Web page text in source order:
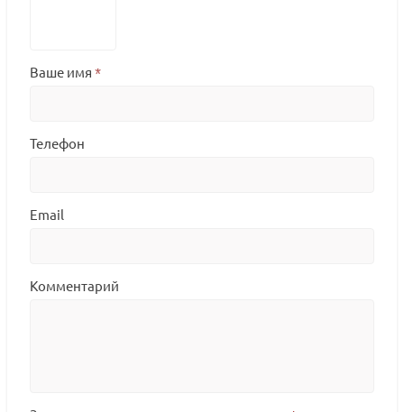
Ваше имя *
Телефон
Email
Комментарий